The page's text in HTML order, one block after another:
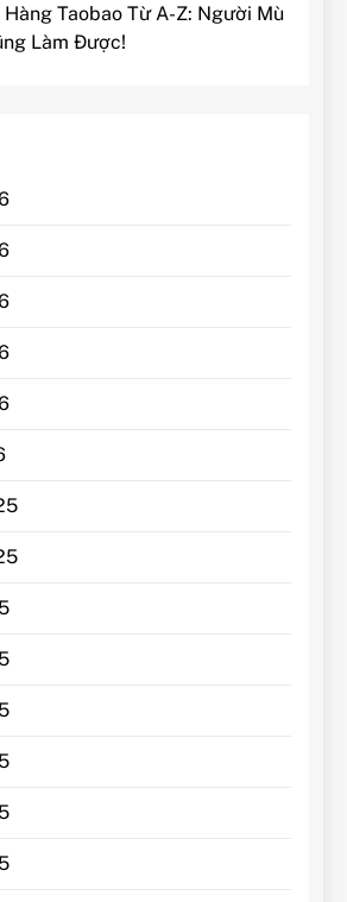
Taobao Từ A-Z: Người Mù
Làm Được!